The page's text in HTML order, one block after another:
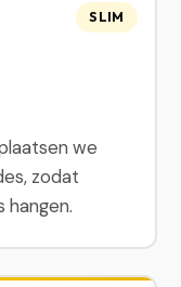
we
zodat
SLIM